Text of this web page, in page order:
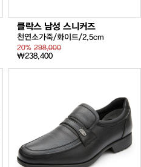
클락스 남성 스니커즈
천연소가죽/화이트/2.5cm
20%298,000
₩238,400